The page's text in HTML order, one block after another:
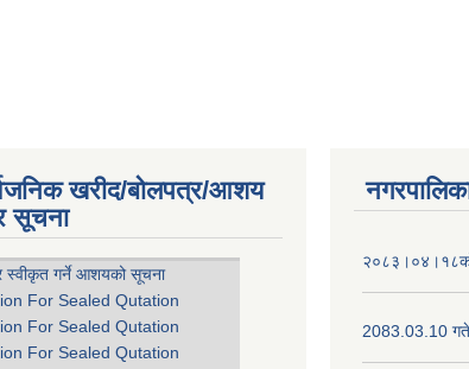
खरीद/बोलपत्र/आशय
सूचना
स्वीकृत गर्ने आशयको सूचना
For Sealed Qutation
For Sealed Qutation
For Sealed Qutation
२०८३।०४।१८को
2083.03.10